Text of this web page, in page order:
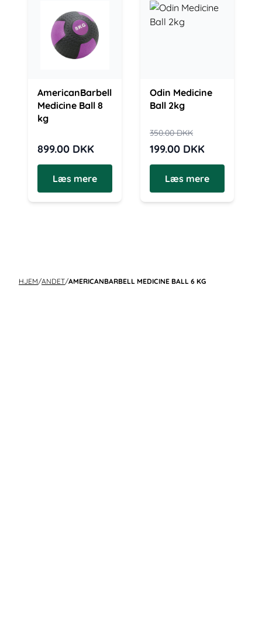
AmericanBarbell
Medicine Ball 8
kg
899.00 DKK
Læs mere
Odin Medicine
Ball 2kg
350.00DKK
199.00 DKK
Læs mere
HJEM/ANDET/AMERICANBARBELL MEDICINE BALL 6 KG